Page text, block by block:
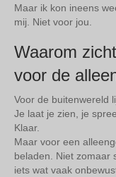
Maar ik kon ineens
mij. Niet voor jou.
Waarom
voor de
Voor de buitenwereld
Je laat je zien, je
Klaar.
Maar voor een
beladen. Niet zomaar
iets wat vaak